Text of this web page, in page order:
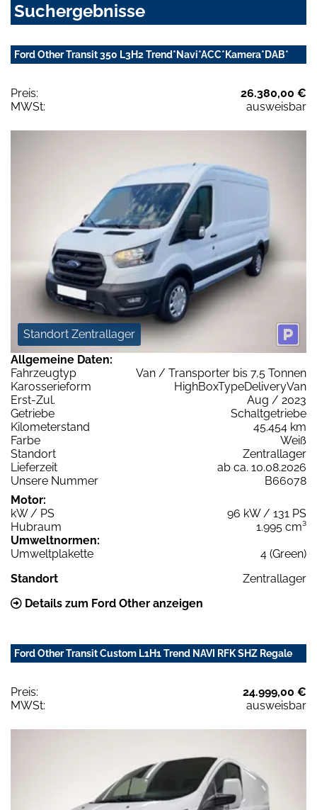
Suchergebnisse
Ford Other Transit 350 L3H2 Trend*Navi*ACC*Kamera*DAB*
Preis:
26.380,00 €
MWSt:
ausweisbar
Standort Zentrallager
Allgemeine Daten:
Fahrzeugtyp
Van / Transporter bis 7,5 Tonnen
Karosserieform
HighBoxTypeDeliveryVan
Erst-Zul.
Aug / 2023
Getriebe
Schaltgetriebe
Kilometerstand
45.454 km
Farbe
Weiß
Standort
Zentrallager
Lieferzeit
ab ca. 10.08.2026
Unsere Nummer
B66078
Motor:
kW / PS
96 kW / 131 PS
Hubraum
1.995 cm³
Umweltnormen:
Umweltplakette
4 (Green)
Standort
Zentrallager
Details zum Ford Other anzeigen
Ford Other Transit Custom L1H1 Trend NAVI RFK SHZ Regale
Preis:
24.999,00 €
MWSt:
ausweisbar